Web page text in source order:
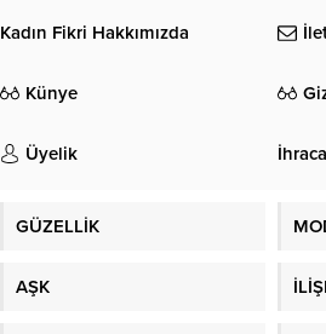
Kadın Fikri Hakkımızda
Künye
Üyelik
GÜZELLİK
AŞK